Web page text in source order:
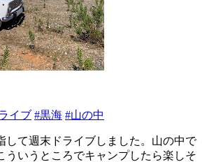
イブ #黒海 #山の中
して週末ドライブしました。山の中で
ういうところでキャンプしたら楽しそ